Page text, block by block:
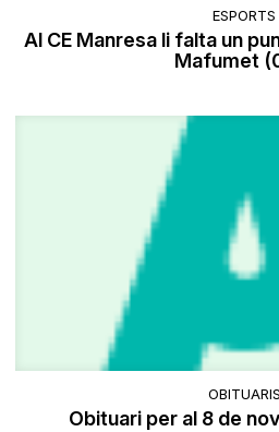
ESPORTS
Al CE Manresa li falta un
Mafumet
OBITUARIS
Obituari per al 8 de